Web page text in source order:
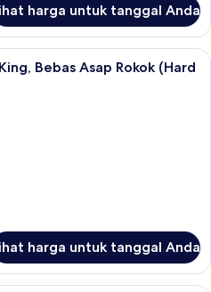
harga untuk tanggal Anda
Seprai premium, brankas, meja
Bebas Asap Rokok (Hard
harga untuk tanggal Anda